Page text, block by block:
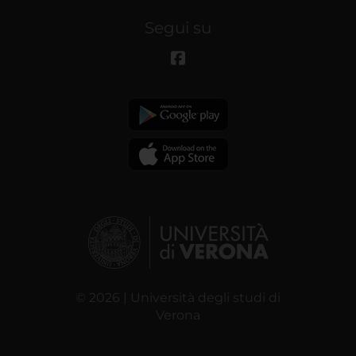
Segui su
© 2026 | Università degli studi di
Verona